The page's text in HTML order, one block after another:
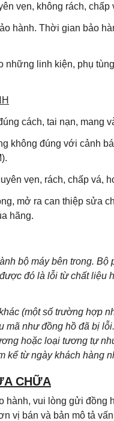
vẹn, không rách, chấp
hành. Thời gian bảo
những linh kiện, phụ
cách, tai nạn, mang
không đúng với cảnh
vẹn, rách, chấp vá,
mở ra can thiệp sửa
hãng.
bộ máy bên trong.
đó là lỗi từ chất liệu
(một số trường hợp
mã như đồng hồ đã bị
hoặc loại tương tự
kể từ ngày khách hàng
CHỮA
hành, vui lòng gửi đồng
vị bán và bản mô tả